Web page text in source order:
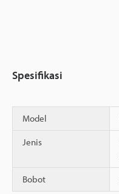
Spesifikasi
Model
Jenis
Bobot